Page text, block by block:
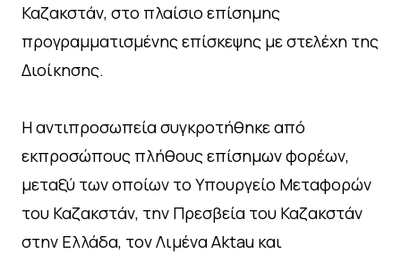
Καζακστάν, στο πλαίσιο επίσημης
προγραμματισμένης επίσκεψης με στελέχη της
Διοίκησης.
Η αντιπροσωπεία συγκροτήθηκε από
εκπροσώπους πλήθους επίσημων φορέων,
μεταξύ των οποίων το Υπουργείο Μεταφορών
του Καζακστάν, την Πρεσβεία του Καζακστάν
στην Ελλάδα, τον Λιμένα Aktau και